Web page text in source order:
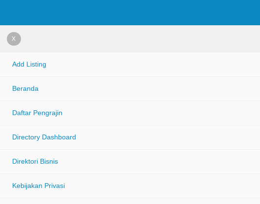
X
Add Listing
Beranda
Daftar Pengrajin
Directory Dashboard
Direktori Bisnis
Kebijakan Privasi